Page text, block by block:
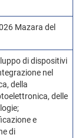
Mazara del
di dispositivi
nel
della
delle
e
di